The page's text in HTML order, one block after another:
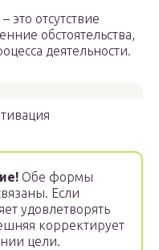
это отсутствие
обстоятельства,
деятельности.
Обе формы
Если
удовлетворять
корректирует
цели.